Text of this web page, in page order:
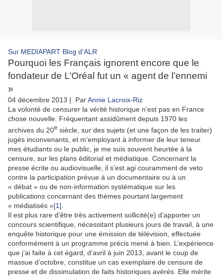
Sur MEDIAPART Blog d'ALR
Pourquoi les Français ignorent encore que le
fondateur de L’Oréal fut un « agent de l’ennemi
»
04 décembre 2013 | ParAnnie Lacroix-Riz
La volonté de censurer la vérité historique n’est pas en France
chose nouvelle. Fréquentant assidûment depuis 1970 les
archives du 20e siècle, sur des sujets (et une façon de les traiter)
jugés inconvenants, et m’employant à informer de leur teneur
mes étudiants ou le public, je me suis souvent heurtée à la
censure, sur les plans éditorial et médiatique. Concernant la
presse écrite ou audiovisuelle, il s’est agi couramment de veto
contre la participation prévue à un documentaire ou à un
« débat » ou de non-information systématique sur les
publications concernant des thèmes pourtant largement
« médiatisés »[1]
Il est plus rare d’être très activement sollicité(e) d’apporter un
concours scientifique, nécessitant plusieurs jours de travail, à une
enquête historique pour une émission de télévision, effectuée
conformément à un programme précis mené à bien. L’expérience
que j’ai faite à cet égard, d’avril à juin 2013, avant le coup de
massue d’octobre, constitue un cas exemplaire de censure de
presse et de dissimulation de faits historiques avérés. Elle mérite